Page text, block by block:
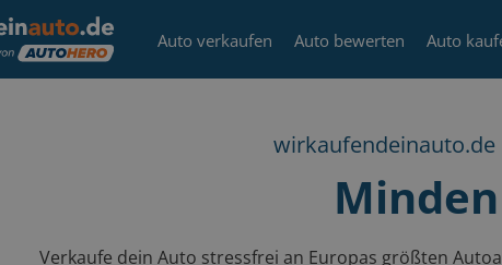
Auto verkaufen Auto bewerten Auto
wirkaufendeinauto.de
Minden
Verkaufe dein Auto stressfrei an Europas größten